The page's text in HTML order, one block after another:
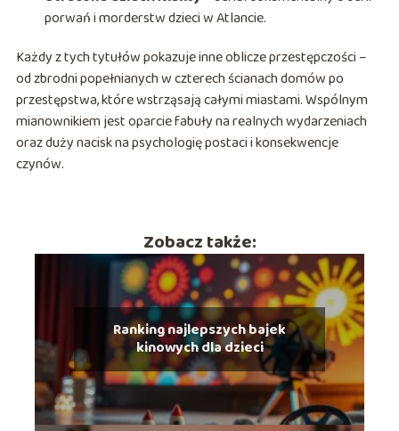
porwań i morderstw dzieci w Atlancie.
Każdy z tych tytułów pokazuje inne oblicze przestępczości –
od zbrodni popełnianych w czterech ścianach domów po
przestępstwa, które wstrząsają całymi miastami. Wspólnym
mianownikiem jest oparcie fabuły na realnych wydarzeniach
oraz duży nacisk na psychologię postaci i konsekwencje
czynów.
Zobacz także:
Ranking najlepszych bajek
kinowych dla dzieci